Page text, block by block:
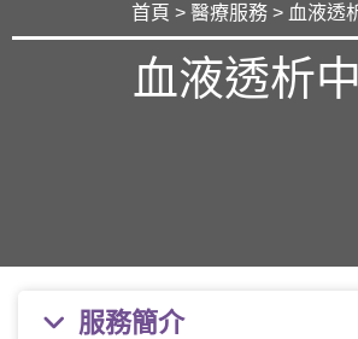
首頁 > 醫療服務> 血液透
血液透析
服務簡介